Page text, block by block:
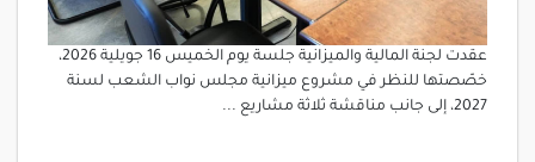
عقدت لجنة المالية والميزانية جلسة يوم الخميس 16 جويلية 2026،
خصّصتها للنظر في مشروع ميزانية مجلس نواب الشعب لسنة
2027، إلى جانب مناقشة ثلاثة مشاريع ...